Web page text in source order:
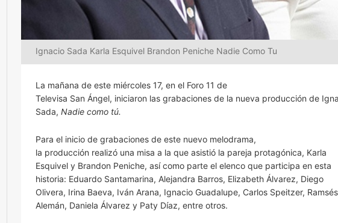
Ignacio Sada Karla Esquivel Brandon Peniche Nadie Como Tu
La mañana de este miércoles 17, en el Foro 11 de
Televisa San Ángel, iniciaron las grabaciones de la nueva producción de
Sada, Nadie como tú.
Para el inicio de grabaciones de este nuevo melodrama,
la producción realizó una misa a la que asistió la pareja protagónica, Karla
Esquivel y Brandon Peniche, así como parte el elenco que participa en esta
historia: Eduardo Santamarina, Alejandra Barros, Elizabeth Álvarez, Diego
Olivera, Irina Baeva, Iván Arana, Ignacio Guadalupe, Carlos Speitzer, Ramsés
Alemán, Daniela Álvarez y Paty Díaz, entre otros.